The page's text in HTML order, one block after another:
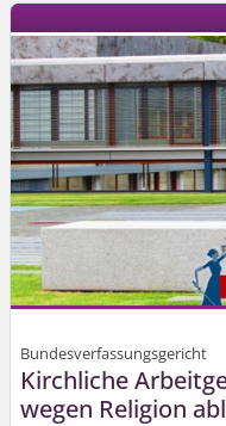
Bundesverfassungsgericht
Kirchliche
wegen Religion